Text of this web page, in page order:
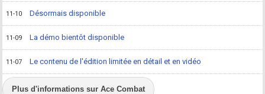
11-10 Désormais disponible
11-09 La démo bientôt disponible
11-07 Le contenu de l'édition limitée en détail et en vidéo
Plus d'informations sur Ace Combat